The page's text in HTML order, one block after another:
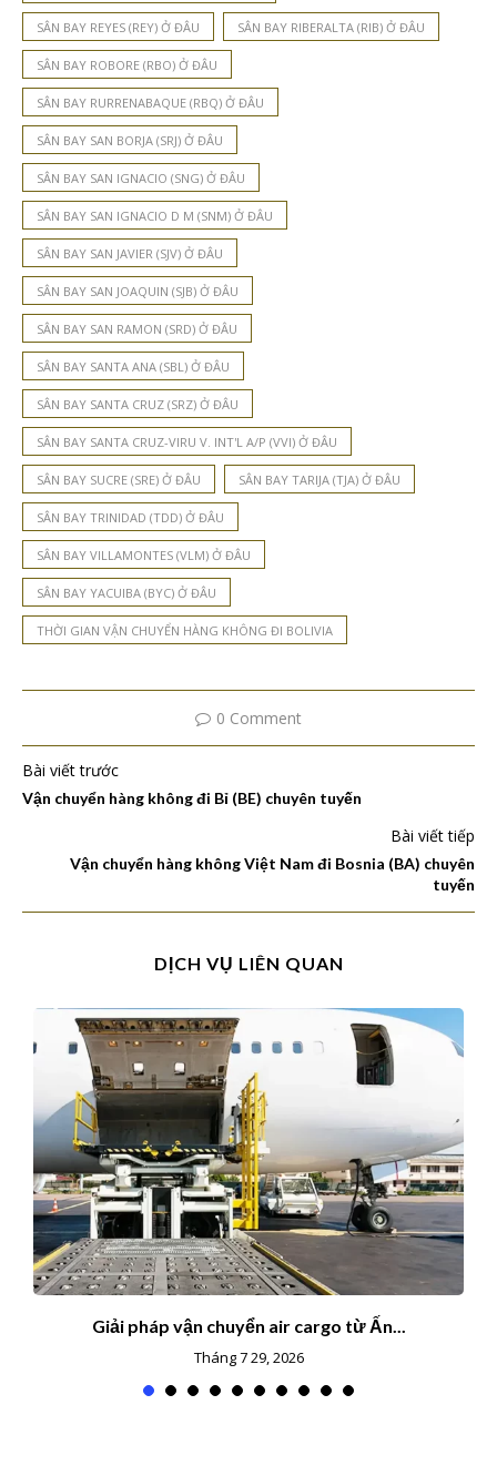
SÂN BAY REYES (REY) Ở ĐÂU SÂN BAY RIBERALTA (RIB) Ở ĐÂU
SÂN BAY ROBORE (RBO) Ở ĐÂU
SÂN BAY RURRENABAQUE (RBQ) Ở ĐÂU
SÂN BAY SAN BORJA (SRJ) Ở ĐÂU
SÂN BAY SAN IGNACIO (SNG) Ở ĐÂU
SÂN BAY SAN IGNACIO D M (SNM) Ở ĐÂU
SÂN BAY SAN JAVIER (SJV) Ở ĐÂU
SÂN BAY SAN JOAQUIN (SJB) Ở ĐÂU
SÂN BAY SAN RAMON (SRD) Ở ĐÂU
SÂN BAY SANTA ANA (SBL) Ở ĐÂU
SÂN BAY SANTA CRUZ (SRZ) Ở ĐÂU
SÂN BAY SANTA CRUZ-VIRU V. INT'L A/P (VVI) Ở ĐÂU
SÂN BAY SUCRE (SRE) Ở ĐÂU SÂN BAY TARIJA (TJA) Ở ĐÂU
SÂN BAY TRINIDAD (TDD) Ở ĐÂU
SÂN BAY VILLAMONTES (VLM) Ở ĐÂU
SÂN BAY YACUIBA (BYC) Ở ĐÂU
THỜI GIAN VẬN CHUYỂN HÀNG KHÔNG ĐI BOLIVIA
0 Comment
Bài viết trước
Vận chuyển hàng không đi Bỉ (BE) chuyên tuyến
Bài viết tiếp
Vận chuyển hàng không Việt Nam đi Bosnia (BA) chuyên
tuyến
DỊCH VỤ LIÊN QUAN
Giải pháp vận chuyển air cargo từ Ấn...
Tháng 7 29, 2026